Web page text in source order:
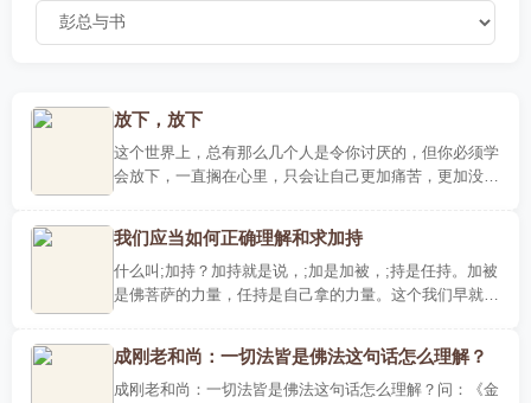
放下，放下
这个世界上，总有那么几个人是令你讨厌的，但你必须学
会放下，一直搁在心里，只会让自己更加痛苦，更加没有
乱咬的狗，..
我们应当如何正确理解和求加持
什么叫;加持？加持就是说，;加是加被，;持是任持。加被
是佛菩萨的力量，任持是自己拿的力量。这个我们早就说
成刚老和尚：一切法皆是佛法这句话怎么理解？
成刚老和尚：一切法皆是佛法这句话怎么理解？问：《金